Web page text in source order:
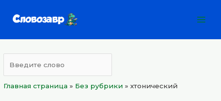
Главная страница » Без рубрики »хтонический